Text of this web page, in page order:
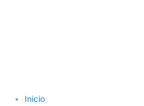
Inicio